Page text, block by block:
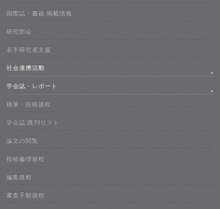
国際誌・書籍 掲載情報
研究部会
若手研究者支援
社会連携活動
学会誌・レポート
執筆・投稿規程
学会誌 既刊リスト
論文の閲覧
投稿倫理規程
編集規程
審査手順規程